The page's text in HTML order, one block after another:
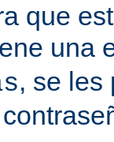
que
una
, se les